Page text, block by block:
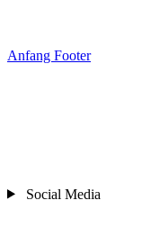
Anfang Footer
Social Media